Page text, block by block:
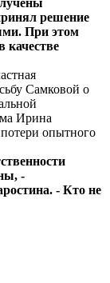
решение
При этом
качестве
Самковой о
Ирина
опытного
-
- Кто не